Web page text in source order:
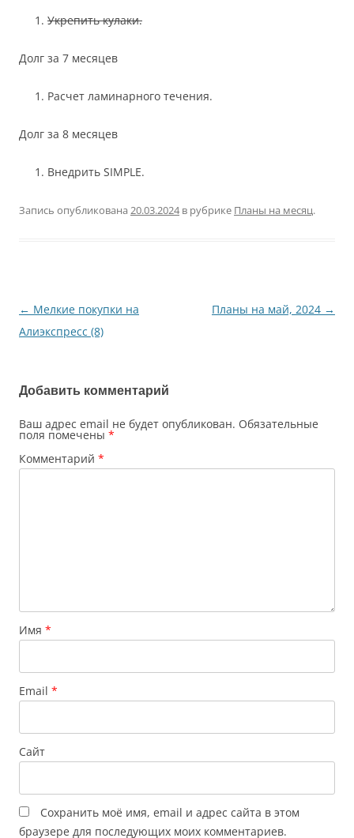
Укрепить кулаки.
Долг за 7 месяцев
Расчет ламинарного течения.
Долг за 8 месяцев
Внедрить SIMPLE.
Запись опубликована 20.03.2024в рубрике Планы на месяц.
Навигация
по
← Мелкие покупки на
Алиэкспресс (8)
Планы на май, 2024 →
Добавить комментарий
Ваш адрес email не будет опубликован. Обязательные
поля помечены *
Комментарий *
Имя *
Email *
Сайт
Сохранить моё имя, email и адрес сайта в этом
браузере для последующих моих комментариев.